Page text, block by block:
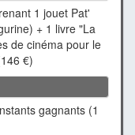
1 jouet Pat'
+ 1 livre "La
de cinéma pour le
€)
gagnants (1